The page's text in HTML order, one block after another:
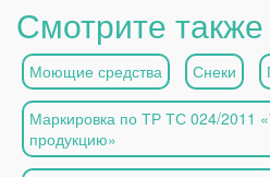
Смотрите также
Моющие средства Снеки
Маркировка по ТР ТС 024/2011
продукцию»